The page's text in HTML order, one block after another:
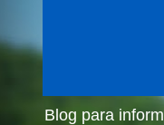
Blog para